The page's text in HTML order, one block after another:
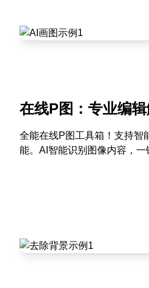
在线P图：专业编
全能在线P图工具箱！支持智
能。AI智能识别图像内容，一